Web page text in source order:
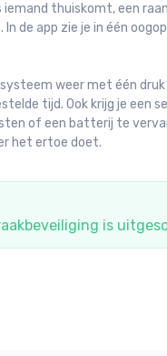
thuiskomt, een
de app zie je in één
weer met één
tijd. Ook krijg je een
of een batterij te
het ertoe doet.
is